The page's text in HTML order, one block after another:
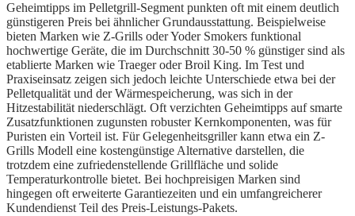
Geheimtipps im Pelletgrill-Segment punkten oft mit einem deutlich
günstigeren Preis bei ähnlicher Grundausstattung. Beispielweise
bieten Marken wie Z-Grills oder Yoder Smokers funktional
hochwertige Geräte, die im Durchschnitt 30-50 % günstiger sind als
etablierte Marken wie Traeger oder Broil King. Im Test und
Praxiseinsatz zeigen sich jedoch leichte Unterschiede etwa bei der
Pelletqualität und der Wärmespeicherung, was sich in der
Hitzestabilität niederschlägt. Oft verzichten Geheimtipps auf smarte
Zusatzfunktionen zugunsten robuster Kernkomponenten, was für
Puristen ein Vorteil ist. Für Gelegenheitsgriller kann etwa ein Z-
Grills Modell eine kostengünstige Alternative darstellen, die
trotzdem eine zufriedenstellende Grillfläche und solide
Temperaturkontrolle bietet. Bei hochpreisigen Marken sind
hingegen oft erweiterte Garantiezeiten und ein umfangreicherer
Kundendienst Teil des Preis-Leistungs-Pakets.